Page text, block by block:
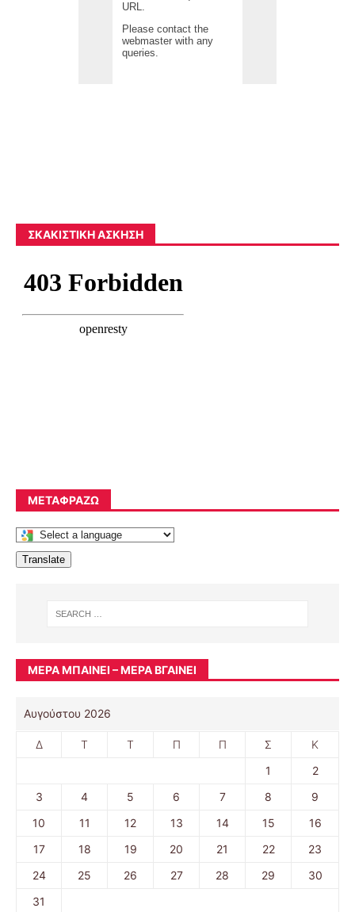
ΣΚΑΚΙΣΤΙΚΉ ΆΣΚΗΣΗ
ΜΕΤΑΦΡΆΖΩ
Translate
ΜΈΡΑ ΜΠΑΊΝΕΙ – ΜΈΡΑ ΒΓΑΊΝΕΙ
Αυγούστου 2026
Δ Τ Τ Π Π Σ Κ
1
2
3
4 5 6 7 8
9
10
11 12 13 14 15
16
17
18 19 20 21 22
23
24
25 26 27 28 29
30
31